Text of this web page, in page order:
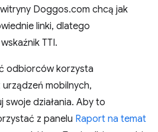
Doggos.com chcą jak
linki, dlatego
TTI.
odbiorców korzysta
mobilnych,
działania. Aby to
z panelu Raport na temat